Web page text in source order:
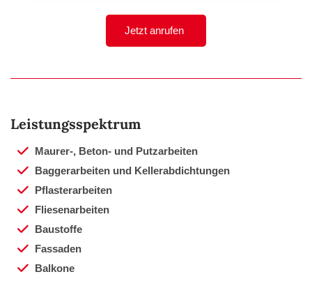
Jetzt anrufen
Leistungsspektrum
Maurer-, Beton- und Putzarbeiten
Baggerarbeiten und Kellerabdichtungen
Pflasterarbeiten
Fliesenarbeiten
Baustoffe
Fassaden
Balkone